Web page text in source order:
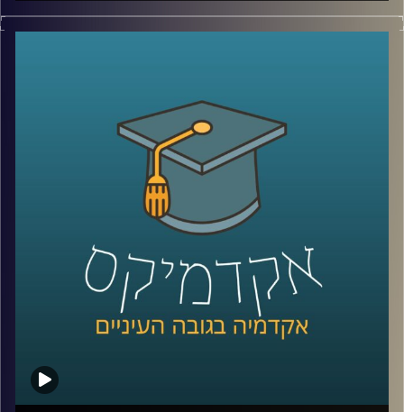
בשנים האחרונות אנחנו שומעים בלי סוף על משברי אנרגיה,
מחירי נפט, גז טבעי, מצרי הורמוז ומאבקי כוח בין מדינות, אבל
ביטחון לאומי והשפעה עולמית.
בפרק של היום נדבר על איך אנרגיה מעצבת את העולם
שאנחנו חיים בו, איך גילוי הגז שינה את המעמד של ישראל
במזרח התיכון, למה מצרים הפכה לשחקנית מרכזית בתחום,
ואיך שיתופי פעולה אנרגטיים יכולים להשפיע גם על יחסים
איתנו היום ד״ר עמית מור, מנכ"ל משותף באקו-אנרג'י יעוץ
כלכלי אסטרטגי ומרצה באוניברסיטת רייכמן. מומחה בינ"ל
לכלכלת אנרגיה וסביבה, חשמל גז טבעי ונפט, בעל ניסיון עשיר
בייעוץ לממשלות, חברות בינלאומיות ומוסדות פיננסיים, יועץ
לבנק העולמי בפרויקטים גלובליים בתחומי אנרגיה ותשתיות.